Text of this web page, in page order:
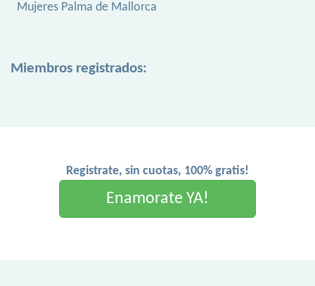
Mujeres Palma de Mallorca
Miembros registrados:
Registrate, sin cuotas, 100% gratis!
Enamorate YA!